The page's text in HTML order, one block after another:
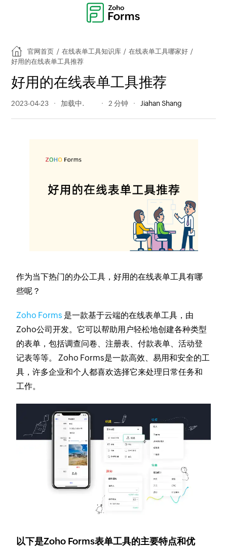
官网首页 / 在线表单工具知识库 / 在线表单工具哪家好 /
好用的在线表单工具推荐
好用的在线表单工具推荐
2023-04-23 865 阅读量 2 分钟 Jiahan Shang
作为当下热门的办公工具，好用的在线表单工具有哪
些呢？
Zoho Forms 是一款基于云端的在线表单工具，由
Zoho公司开发。它可以帮助用户轻松地创建各种类型
的表单，包括调查问卷、注册表、付款表单、活动登
记表等等。 Zoho Forms是一款高效、易用和安全的工
具，许多企业和个人都喜欢选择它来处理日常任务和
工作。
以下是Zoho Forms表单工具的主要特点和优